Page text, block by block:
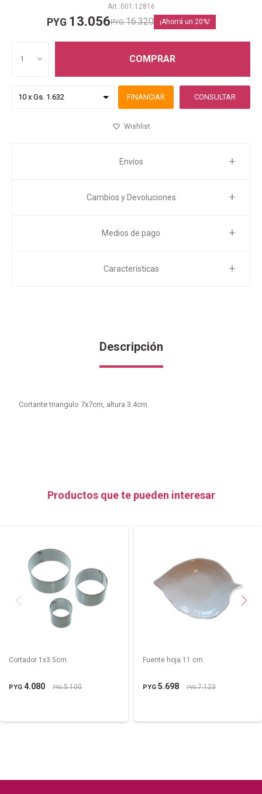
001.12816
PYG 13.056PYG 16.320 20
1 COMPRAR
FINANCIAR CONSULTAR
Envíos
Cambios y Devoluciones
Medios de pago
Características
Descripción
Cortante triangulo 7x7cm, altura 3.4cm.
Productos que te pueden interesar
Cortador 1x3.5cm
PYG 4.080 PYG5.100
Fuente hoja 11 cm
PYG 5.698 PYG7.123